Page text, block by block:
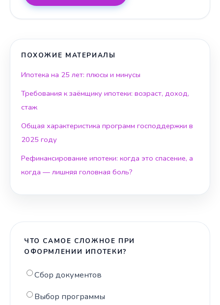
ПОХОЖИЕ МАТЕРИАЛЫ
Ипотека на 25 лет: плюсы и минусы
Требования к заёмщику ипотеки: возраст, доход,
стаж
Общая характеристика программ господдержки в
2025 году
Рефинансирование ипотеки: когда это спасение, а
когда — лишняя головная боль?
ЧТО САМОЕ СЛОЖНОЕ ПРИ
ОФОРМЛЕНИИ ИПОТЕКИ?
Сбор документов
Выбор программы